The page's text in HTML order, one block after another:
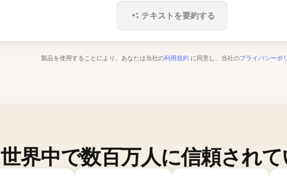
テキストを要約する
製品を使用することにより、あなたは当社の利用規約 に同意し、当社のプライバシーポ
世界中で数百万人に信頼され